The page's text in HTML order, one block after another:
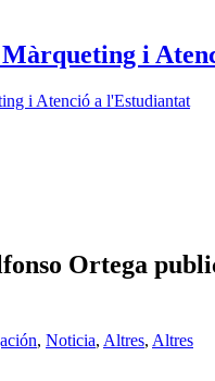
i
i Atenció a l'Estudiantat
Ortega
, Noticia, Altres, Altres